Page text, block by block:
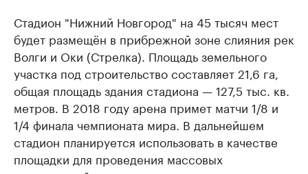
Стадион "Нижний Новгород" на 45 тысяч мест
будет размещён в прибрежной зоне слияния рек
Волги и Оки (Стрелка). Площадь земельного
участка под строительство составляет 21,6 га,
общая площадь здания стадиона — 127,5 тыс. кв.
метров. В 2018 году арена примет матчи 1/8 и
1/4 финала чемпионата мира. В дальнейшем
стадион планируется использовать в качестве
площадки для проведения массовых